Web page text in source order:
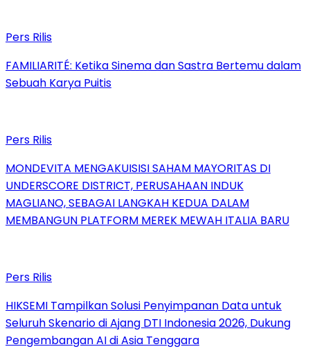
Pers Rilis
FAMILIARITÉ: Ketika Sinema dan Sastra Bertemu dalam
Sebuah Karya Puitis
Pers Rilis
MONDEVITA MENGAKUISISI SAHAM MAYORITAS DI
UNDERSCORE DISTRICT, PERUSAHAAN INDUK
MAGLIANO, SEBAGAI LANGKAH KEDUA DALAM
MEMBANGUN PLATFORM MEREK MEWAH ITALIA BARU
Pers Rilis
HIKSEMI Tampilkan Solusi Penyimpanan Data untuk
Seluruh Skenario di Ajang DTI Indonesia 2026, Dukung
Pengembangan AI di Asia Tenggara